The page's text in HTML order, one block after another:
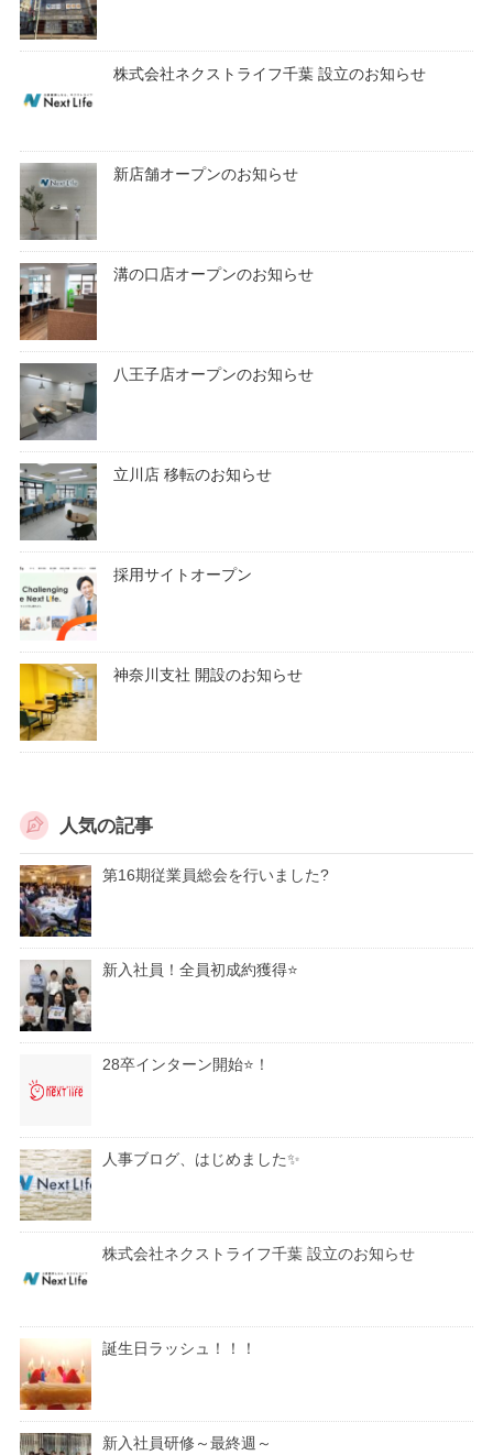
株式会社ネクストライフ千葉 設立のお知らせ
新店舗オープンのお知らせ
溝の口店オープンのお知らせ
八王子店オープンのお知らせ
立川店 移転のお知らせ
採用サイトオープン
神奈川支社 開設のお知らせ
人気の記事
第16期従業員総会を行いました?
新入社員！全員初成約獲得⭐
28卒インターン開始⭐！
人事ブログ、はじめました✨
株式会社ネクストライフ千葉 設立のお知らせ
誕生日ラッシュ！！！
新入社員研修～最終週～